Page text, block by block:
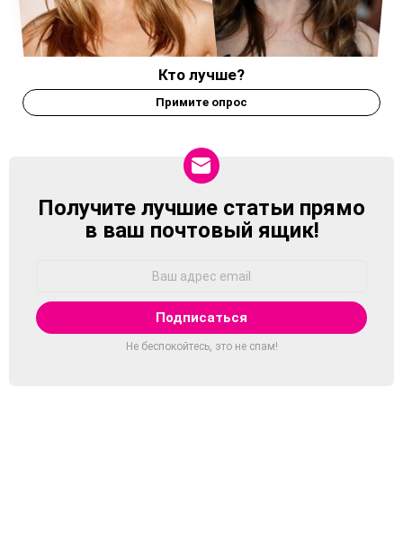
Кто лучше?
Примите опрос
NEWSLETTER
Получите лучшие статьи прямо
в ваш почтовый ящик!
Не беспокойтесь, это не спам!